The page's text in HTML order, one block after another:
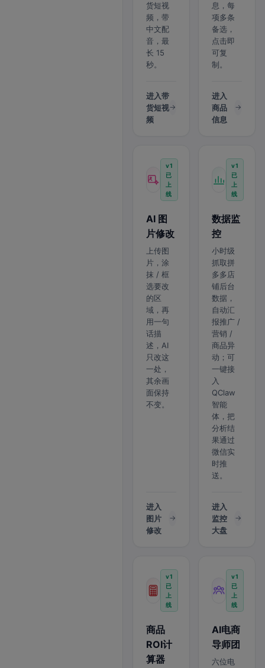
货短视
频，带
中文配
音，最
长 15
秒。
进入带
货短视
频
息，每
项多条
备选，
点击即
可复
制。
进入
商品
信息
v1
已
上
线
AI 图
片修改
上传图
片，涂
抹 / 框
选要改
的区
域，再
用一句
话描
述，AI
只改这
一处，
其余画
面保持
不变。
进入
图片
修改
v1
已
上
线
数据监
控
小时级
抓取拼
多多店
铺后台
数据，
自动汇
报推广 /
营销 /
商品异
动；可
一键接
入
QClaw
智能
体，把
分析结
果通过
微信实
时推
送。
进入
监控
大盘
v1
已
上
线
商品
ROI计
算器
v1
已
上
线
AI电商
导师团
六位电